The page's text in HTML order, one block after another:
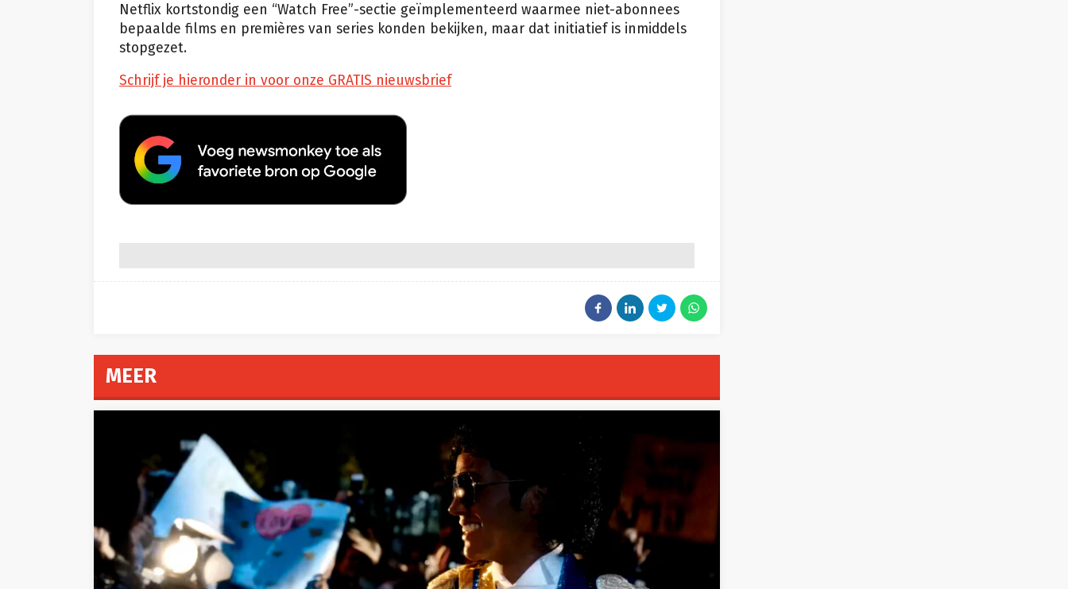
Netflix kortstondig een “Watch Free”-sectie geïmplementeerd waarmee niet-abonnees
bepaalde films en premières van series konden bekijken, maar dat initiatief is inmiddels
stopgezet.
Schrijf je hieronder in voor onze GRATIS nieuwsbrief
MEER